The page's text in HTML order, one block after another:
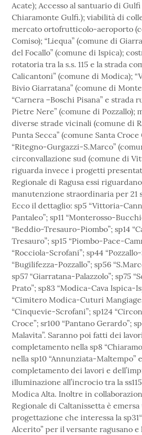
Acate); Accesso al santuario di
Chiaramonte Gulfi.); viabilità di
mercato ortofrutticolo-aeroporto
Comiso); “Liequa” (comune di
del Focallo” (comune di Ispica);
rotatoria tra la s.s. 115 e la strada
Calicantoni” (comune di Modica);
Bivio Giarratana” (comune di
“Carnera –Boschi Pisana” e strada
Pietre Nere” (comune di Pozzallo);
diverse strade vicinali (comune di
Punta Secca” (comune Santa Croce
“Ritegno-Gurgazzi-S.Marco”
circonvallazione sud (comune di
riguarda invece i progetti
Regionale di Ragusa essi
manutenzione straordinaria per 21
Ecco il dettaglio: sp5 “Vittoria-
Pantaleo”; sp11 “Monterosso-
“Beddio-Tresauro-Piombo”; sp14
Tresauro”; sp15 “Piombo-Pace-
“Rocciola-Scrofani”; sp44
“Bugilifezza-Pozzallo”; sp56
sp57 “Giarratana-Palazzolo”; sp75
Prato”; sp83 “Modica-Cava Ispica-
“Cimitero Modica-Cuturi
“Cinquevie-Scrofani”; sp124
Croce”; sr100 “Pantano Gerardo”;
Malavita”. Saranno poi fatti dei
completamento nella sp8
nella sp10 “Annunziata-Maltempo”
completamento dei lavori e
illuminazione all’incrocio tra la
Modica Alta. Inoltre in
Regionale di Caltanissetta è
progettazione che interessa la
Alcerito” per il versante ragusano e